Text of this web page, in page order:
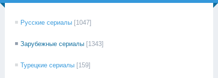
Русские сериалы [1047]
Зарубежные сериалы [1343]
Турецкие сериалы [159]